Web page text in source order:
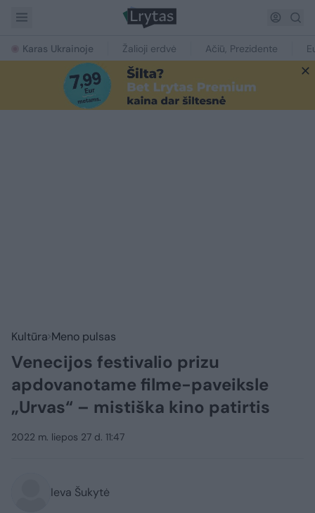
Karas Ukrainoje Žalioji erdvė Ačiū, Prezidente
Kultūra Meno pulsas
Venecijos festivalio prizu
apdovanotame filme-paveiksle
„Urvas“ – mistiška kino patirtis
2022 m. liepos 27 d. 11:47
Ieva Šukytė